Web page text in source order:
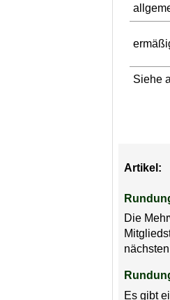
Siehe
Artikel:
Die
Es gibt